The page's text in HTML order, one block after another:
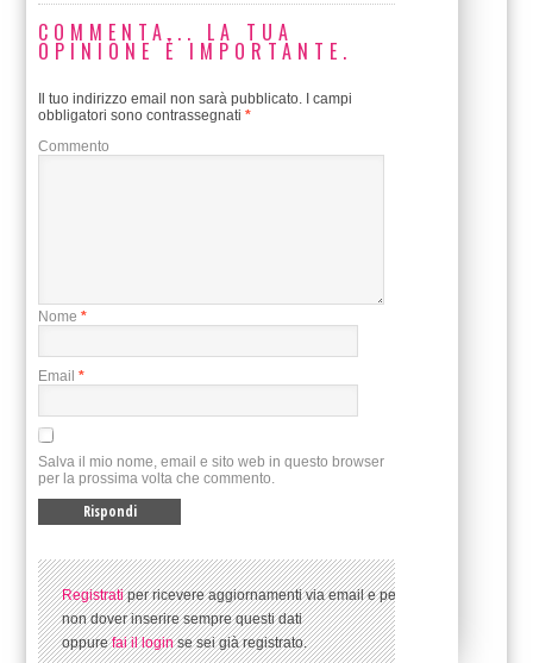
COMMENTA... LA TUA
OPINIONE È IMPORTANTE.
Il tuo indirizzo email non sarà pubblicato. I campi
obbligatori sono contrassegnati*
Commento
Nome *
Email *
Salva il mio nome, email e sito web in questo browser
per la prossima volta che commento.
Registratiper ricevere aggiornamenti via email e per
non dover inserire sempre questi dati
oppurefai il loginse sei già registrato.